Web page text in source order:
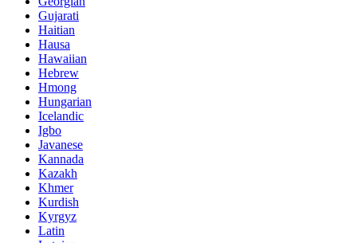
Gujarati
Haitian
Hausa
Hawaiian
Hebrew
Hmong
Hungarian
Icelandic
Igbo
Javanese
Kannada
Kazakh
Khmer
Kurdish
Kyrgyz
Latin